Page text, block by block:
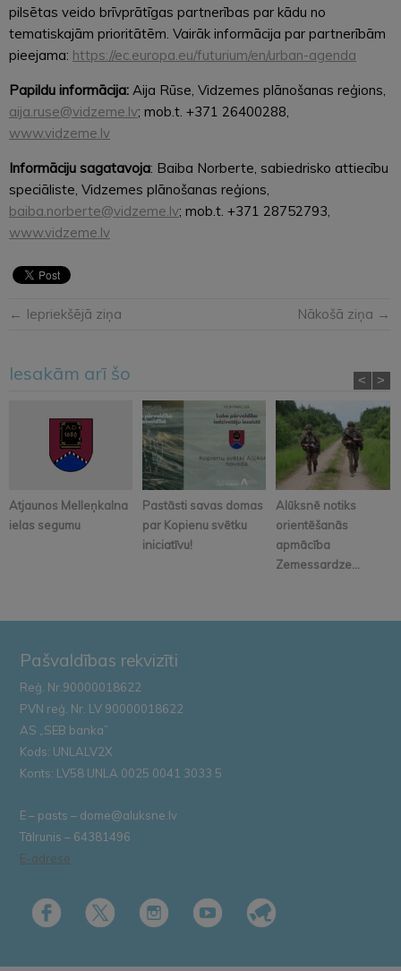
pilsētas veido brīvprātīgas partnerības par kādu no
tematiskajām prioritātēm. Vairāk informācija par partnerībām
pieejama: https://ec.europa.eu/futurium/en/urban-agenda
Papildu informācija: Aija Rūse, Vidzemes plānošanas reģions,
aija.ruse@vidzeme.lv; mob.t. +371 26400288,
www.vidzeme.lv
Informāciju sagatavoja: Baiba Norberte, sabiedrisko attiecību
speciāliste, Vidzemes plānošanas reģions,
baiba.norberte@vidzeme.lv; mob.t. +371 28752793,
www.vidzeme.lv
← Iepriekšējā ziņa Nākošā ziņa →
Iesakām arī šo
Atjaunos Melleņkalna
ielas segumu
Pastāsti savas domas
par Kopienu svētku
iniciatīvu!
Alūksnē notiks
orientēšanās
apmācība
Zemessardze...
< >
Pašvaldības rekvizīti
Reģ. Nr.90000018622
PVN reģ. Nr. LV 90000018622
AS „SEB banka”
Kods: UNLALV2X
Konts: LV58 UNLA 0025 0041 3033 5
E – pasts – dome@aluksne.lv
Tālrunis – 64381496
E-adrese